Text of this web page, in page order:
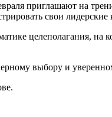
приглашают на
свои лидерские
целеполагания,
выбору и